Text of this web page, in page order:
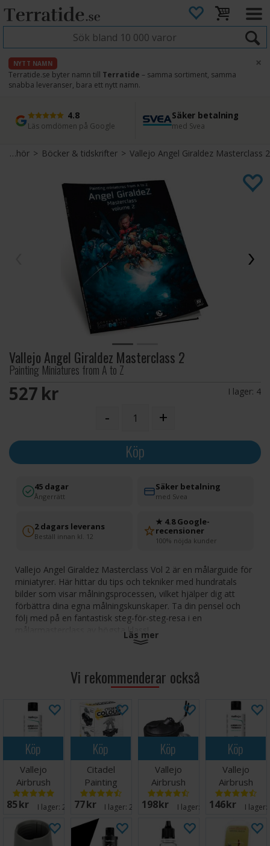
NYTT NAMN
Terratide.se byter namn till Terratide – samma sortiment, samma
snabba leveranser, bara ett nytt namn.
×
4.8
Läs omdömen på Google
Säker betalning
med Svea
Snabb leverans
Direkt från lager
45 dagars ångerrätt
Enkel retur
Tillbehör> Böcker & tidskrifter>Vallejo Angel Giraldez Masterclass 2
Vallejo Angel Giraldez Masterclass 2
Painting Miniatures from A to Z
527 SEK I lager: 4
- +
Köp
45 dagar
Ångerrätt
Säker betalning
med Svea
2 dagars leverans
Beställ innan kl. 12
★ 4.8 Google-
recensioner
100% nöjda kunder
Vallejo Angel Giraldez Masterclass Vol 2 är en målarguide för
miniatyrer. Här hittar du tips och tekniker med hundratals
bilder som visar målningsprocessen, vilket hjälper dig att
förbättra dina egna målningskunskaper. Ta din pensel och
följ med på en fantastisk steg-för-steg-resa i en
målarmasterclass av högsta klass!
Läs mer
Vi rekommenderar också
Köp
Vallejo
Airbrush
Cleaner 200ml
85 SEK I lager: 20+
Köp
Citadel
Painting
Handle v2
77 SEK I lager:20+
Köp
Vallejo
Airbrush
Cleaning Pot
198 SEK I lager: 20+
Köp
Vallejo
Airbrush
Thinner 200
ml
146 SEK I lager: